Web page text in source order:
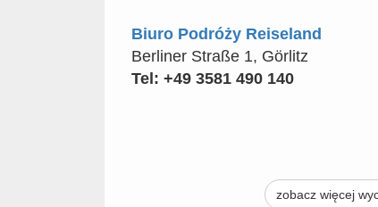
Biuro Podróży Reiseland
Berliner Straße 1, Görlitz
Tel: +49 3581 490 140
zobacz więcej